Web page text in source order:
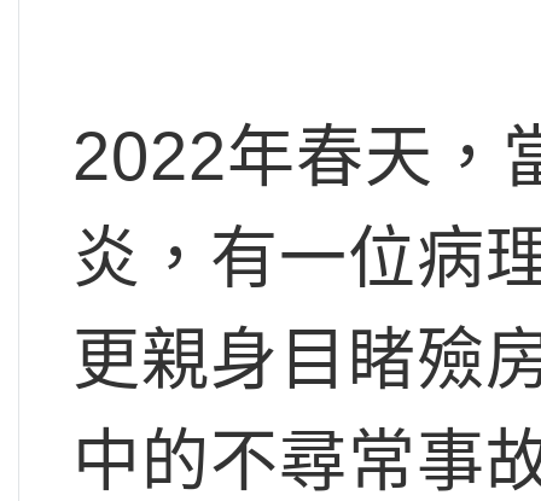
2022年春天，
炎，有一位病
更親身目睹殮
中的不尋常事